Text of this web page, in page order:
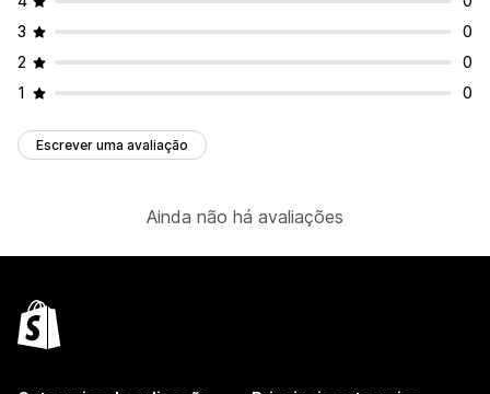
3
0
2
0
1
0
Escrever uma avaliação
Ainda não há avaliações